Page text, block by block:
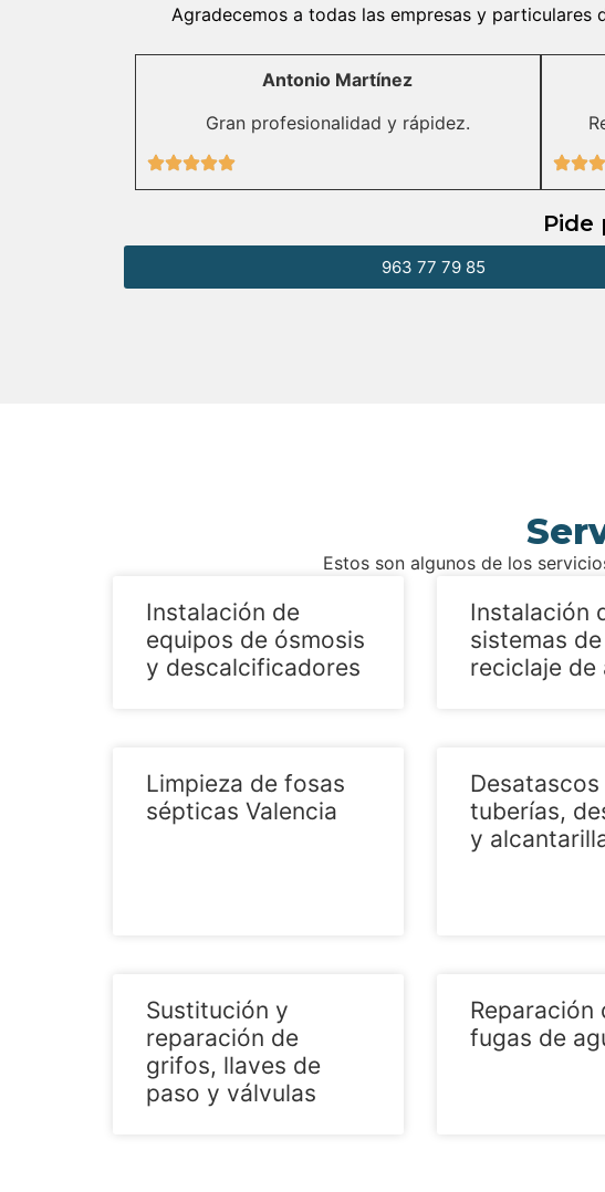
Agradecemos a todas las empresas y
Antonio Martínez
Gran profesionalidad y rápidez.
Pide
963 77 79 85
Estos son algunos de los
Instalación de
equipos de ósmosis
y descalcificadores
Instalación
sistemas de
reciclaje de
Limpieza de fosas
sépticas Valencia
Desatascos
tuberías,
y
Sustitución y
reparación de
grifos, llaves de
paso y válvulas
Reparación
fugas de